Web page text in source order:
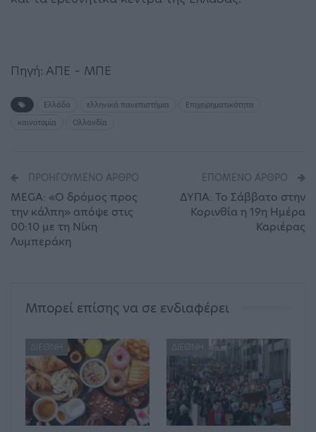
Πηγή: ΑΠΕ – ΜΠΕ
Ελλάδα ελληνικά πανεπιστήμια
Επιχειρηματικότητα
καινοτομία
Ολλανδία
ΠΡΟΗΓΟΎΜΕΝΟ ΆΡΘΡΟ
MEGA: «Ο δρόμος προς
την κάλπη» απόψε στις
00:10 με τη Νίκη
Λυμπεράκη
ΕΠΌΜΕΝΟ ΆΡΘΡΟ
ΔΥΠΑ: Το Σάββατο στην
Κορινθία η 19η Ημέρα
Καριέρας
Μπορεί επίσης να σε ενδιαφέρει
ΔΙΕΘΝΉ ΔΙΕΘΝΉ